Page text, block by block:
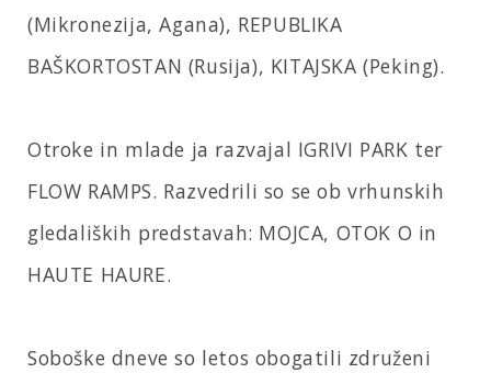
(Mikronezija, Agana), REPUBLIKA
BAŠKORTOSTAN (Rusija), KITAJSKA (Peking).
Otroke in mlade ja razvajal IGRIVI PARK ter
FLOW RAMPS. Razvedrili so se ob vrhunskih
gledaliških predstavah: MOJCA, OTOK O in
HAUTE HAURE.
Soboške dneve so letos obogatili združeni